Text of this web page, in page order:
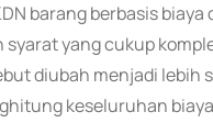
barang berbasis biaya
yang cukup
diubah menjadi lebih
keseluruhan